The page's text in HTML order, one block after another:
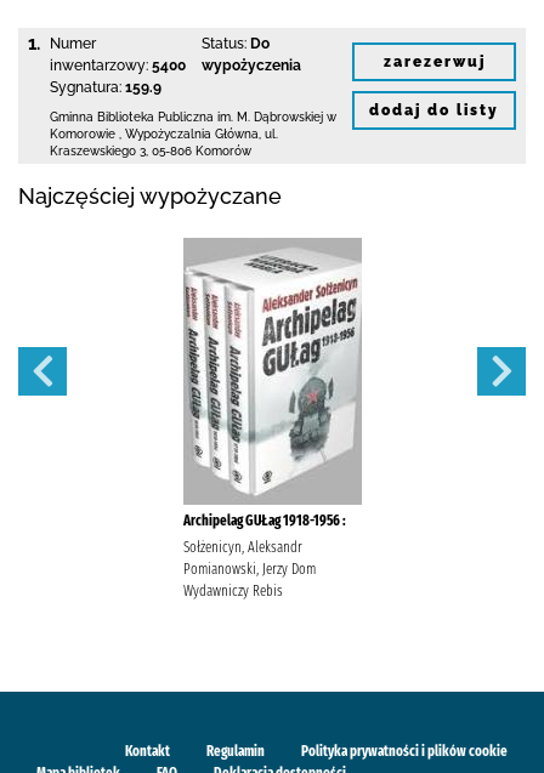
1.
Numer
inwentarzowy: 5400
Sygnatura: 159.9
Status: Do
wypożyczenia
Gminna Biblioteka Publiczna im. M. Dąbrowskiej w
Komorowie
Wypożyczalnia Główna, ul.
Kraszewskiego 3 05-806 Komorów
zarezerwuj
dodaj do listy
Najczęściej wypożyczane
Archipelag GUŁag 1918-1956 :
Sołżenicyn, Aleksandr
Pomianowski, Jerzy Dom
Wydawniczy Rebis
Kontakt Regulamin
Polityka prywatności i plików cookie